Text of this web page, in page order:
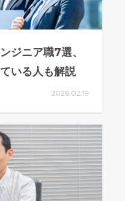
ジニア職7選、
いる人も解説
2026.02.19